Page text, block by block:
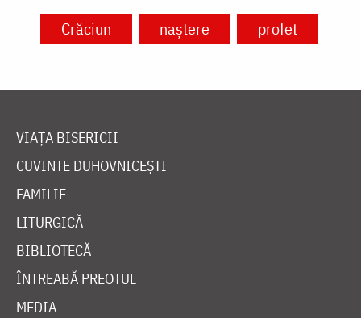
Crăciun naștere profet
VIAȚA BISERICII
CUVINTE DUHOVNICEȘTI
FAMILIE
LITURGICĂ
BIBLIOTECĂ
ÎNTREABĂ PREOTUL
MEDIA